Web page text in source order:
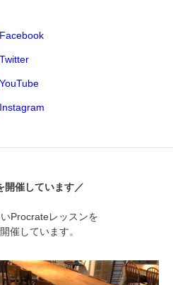
Facebook
Twitter
YouTube
Instagram
開催しています／
Procrateレッスンを
催しています。